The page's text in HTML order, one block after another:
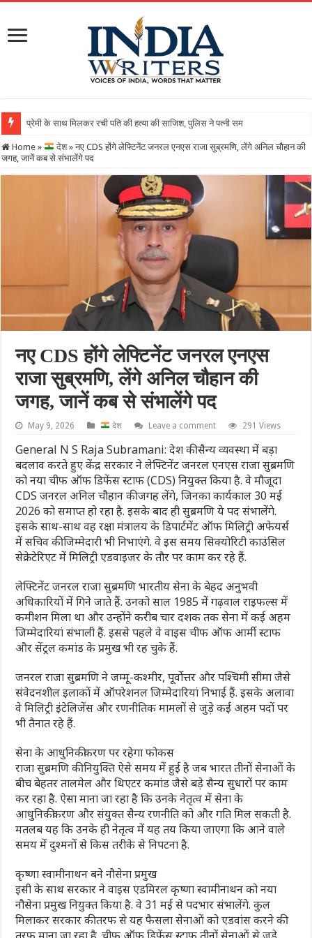
Home » देश » नए CDS होंगे लेफ्टिनेंट जनरल एनएस राजा सुब्रमणि, लेंगे अनिल चौहान की
जगह, जानें कब से संभालेंगे पद
नए CDS होंगे लेफ्टिनेंट जनरल एनएस
राजा सुब्रमणि, लेंगे अनिल चौहान की
जगह, जानें कब से संभालेंगे पद
May 9, 2026 देश Leave a comment 291 Views
General N S Raja Subramani: देश की सैन्य व्यवस्था में बड़ा
बदलाव करते हुए केंद्र सरकार ने लेफ्टिनेंट जनरल एनएस राजा सुब्रमणि
को नया चीफ ऑफ डिफेंस स्टाफ (CDS) नियुक्त किया है. वे मौजूदा
CDS जनरल अनिल चौहान की जगह लेंगे, जिनका कार्यकाल 30 मई
2026 को समाप्त हो रहा है. इसके बाद ही सुब्रमणि ये पद संभालेंगे.
इसके साथ-साथ वह रक्षा मंत्रालय के डिपार्टमेंट ऑफ मिलिट्री अफेयर्स
में सचिव की जिम्मेदारी भी निभाएंगे. वे इस समय सिक्योरिटी काउंसिल
सेक्रेटेरिएट में मिलिट्री एडवाइजर के तौर पर काम कर रहे हैं.
लेफ्टिनेंट जनरल राजा सुब्रमणि भारतीय सेना के बेहद अनुभवी
अधिकारियों में गिने जाते हैं. उनको साल 1985 में गढ़वाल राइफल्स में
कमीशन मिला था और उन्होंने करीब चार दशक तक सेना में कई अहम
जिम्मेदारियां संभाली हैं. इससे पहले वे वाइस चीफ ऑफ आर्मी स्टाफ
और सेंट्रल कमांड के प्रमुख भी रह चुके हैं.
जनरल राजा सुब्रमणि ने जम्मू-कश्मीर, पूर्वोत्तर और पश्चिमी सीमा जैसे
संवेदनशील इलाकों में ऑपरेशनल जिम्मेदारियां निभाई हैं. इसके अलावा
वे मिलिट्री इंटेलिजेंस और रणनीतिक मामलों से जुड़े कई अहम पदों पर
भी तैनात रहे हैं.
सेना के आधुनिकीकरण पर रहेगा फोकस
राजा सुब्रमणि की नियुक्ति ऐसे समय में हुई है जब भारत तीनों सेनाओं के
बीच बेहतर तालमेल और थिएटर कमांड जैसे बड़े सैन्य सुधारों पर काम
कर रहा है. ऐसा माना जा रहा है कि उनके नेतृत्व में सेना के
आधुनिकीकरण और संयुक्त सैन्य रणनीति को और गति मिल सकती है.
मतलब यह कि उनके ही नेतृत्व में यह तय किया जाएगा कि आने वाले
समय में दुश्मनों से किस तरीके से न‍िपटना है.
कृष्णा स्वामीनाथन बने नौसेना प्रमुख
इसी के साथ सरकार ने वाइस एडमिरल कृष्णा स्वामीनाथन को नया
नौसेना प्रमुख नियुक्त किया है. वे 31 मई से पदभार संभालेंगे. कुल
मिलाकर सरकार की तरफ से यह फैसला सेनाओं को एडवांस करने की